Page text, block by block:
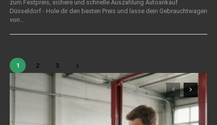
zum Festpreis, sichere und schnelle Auszahlung Autoankauf
Düsseldorf - Hole dir den besten Preis und lasse dein Gebrauchtwagen
von...
1 2 3